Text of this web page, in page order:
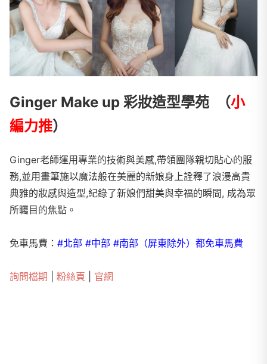
Ginger Make up 彩妝造型學苑 （小
編力推）
Ginger老師運用專業的技術與美感,帶領團隊親切貼心的服
務,並用畫筆施以魔法般在美麗的新娘身上詮釋了浪漫高貴
典雅的妝感與造型,紀錄了新娘們甜美與幸福的瞬間, 成為眾
所矚目的焦點。
免車馬費： #北部 #中部 #南部（屏東除外）都免車馬費
詢問檔期 粉絲頁 官網